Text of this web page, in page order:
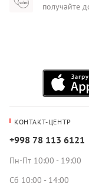
получайте
КОНТАКТ-ЦЕНТР
+998 78 113 6121
Пн-Пт 10:00 - 19:00
Сб 10:00 - 14:00